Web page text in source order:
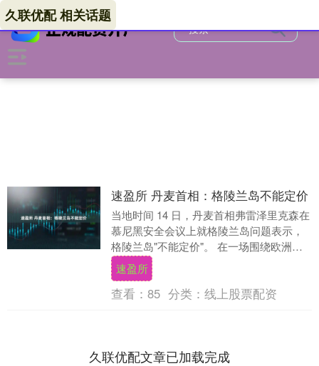
久联优配 相关话题
速盈所 丹麦首相：格陵兰岛不能定价
当地时间 14 日，丹麦首相弗雷泽里克森在
慕尼黑安全会议上就格陵兰岛问题表示，
格陵兰岛"不能定价"。 在一场围绕欧洲安
全、北约未来及地缘政治挑战的讨论中，
弗雷泽....
速盈所
查看： 85 分类： 线上股票配资
久联优配文章已加载完成